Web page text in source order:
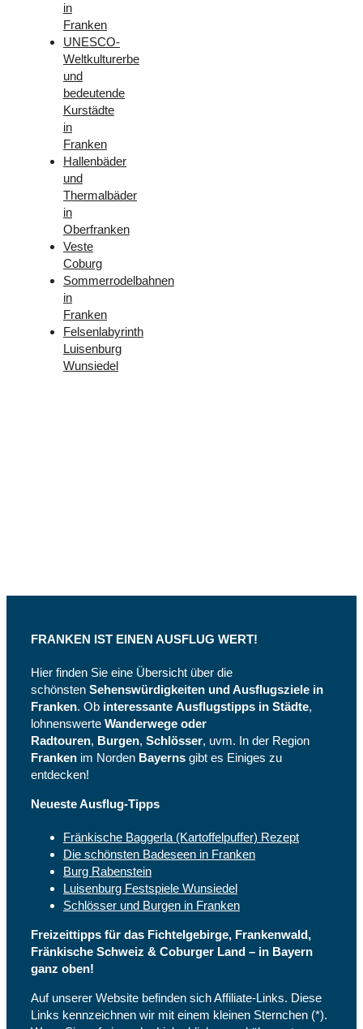
in
Franken
UNESCO-
Weltkulturerbe
und
bedeutende
Kurstädte
in
Franken
Hallenbäder
und
Thermalbäder
in
Oberfranken
Veste
Coburg
Sommerrodelbahnen
in
Franken
Felsenlabyrinth
Luisenburg
Wunsiedel
FRANKEN IST EINEN AUSFLUG WERT!
Hier finden Sie eine Übersicht über die
schönsten Sehenswürdigkeiten und Ausflugsziele in
Franken. Ob interessante Ausflugstipps in Städte,
lohnenswerte Wanderwege oder
Radtouren, Burgen, Schlösser, uvm. In der Region
Franken im Norden Bayerns gibt es Einiges zu
entdecken!
Neueste Ausflug-Tipps
Fränkische Baggerla (Kartoffelpuffer) Rezept
Die schönsten Badeseen in Franken
Burg Rabenstein
Luisenburg Festspiele Wunsiedel
Schlösser und Burgen in Franken
Freizeittipps für das Fichtelgebirge, Frankenwald,
Fränkische Schweiz & Coburger Land – in Bayern
ganz oben!
Auf unserer Website befinden sich Affiliate-Links. Diese
Links kennzeichnen wir mit einem kleinen Sternchen (*).